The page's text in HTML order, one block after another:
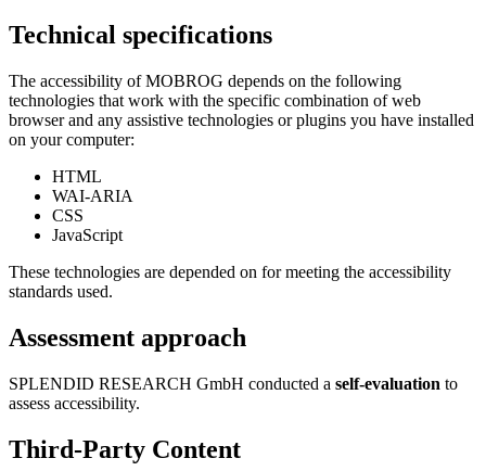
Technical specifications
The accessibility of MOBROG depends on the following
technologies that work with the specific combination of web
browser and any assistive technologies or plugins you have installed
on your computer:
HTML
WAI-ARIA
CSS
JavaScript
These technologies are depended on for meeting the accessibility
standards used.
Assessment approach
SPLENDID RESEARCH GmbH conducted a self-evaluation to
assess accessibility.
Third-Party Content